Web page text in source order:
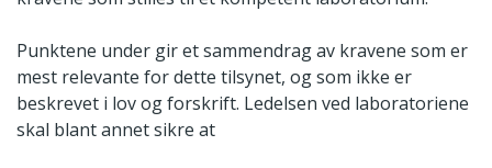
Punktene under gir et sammendrag av kravene som er
mest relevante for dette tilsynet, og som ikke er
beskrevet i lov og forskrift. Ledelsen ved laboratoriene
skal blant annet sikre at